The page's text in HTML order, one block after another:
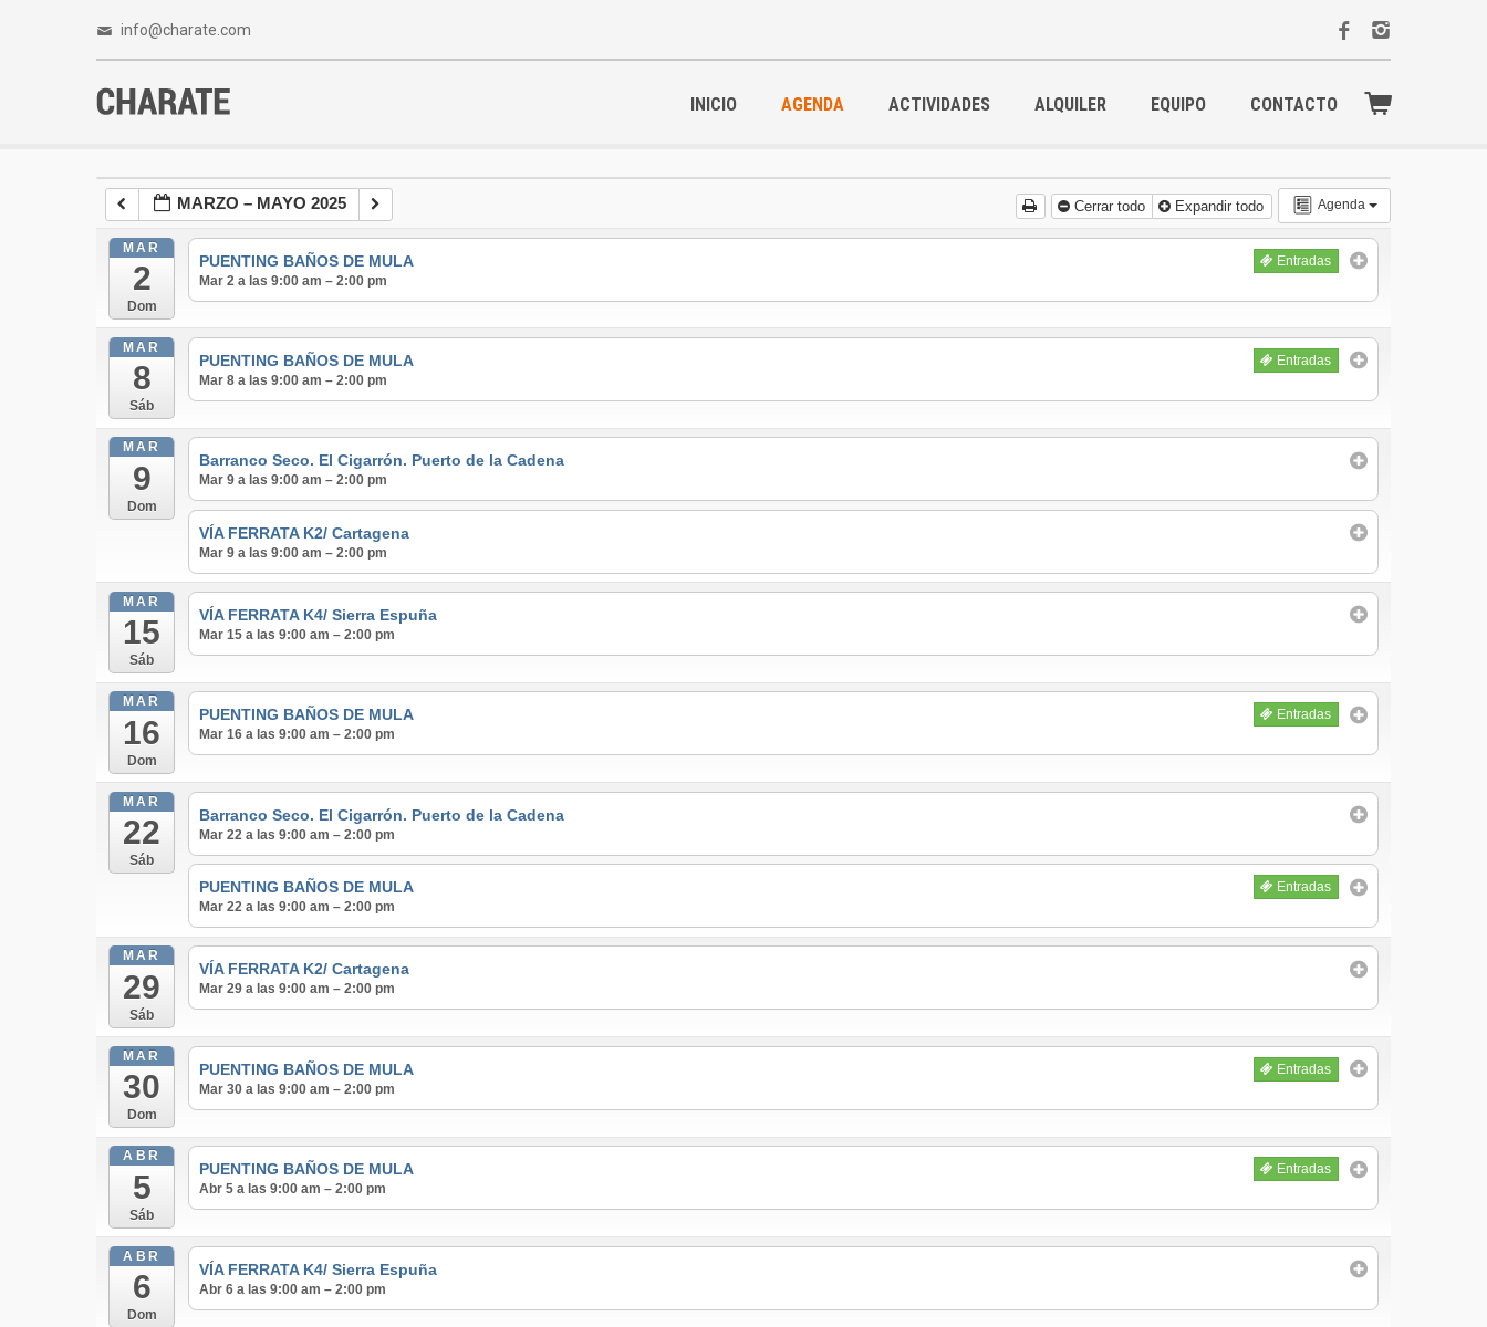
info@charate.com
INICIO AGENDA ACTIVIDADES ALQUILER EQUIPO CONTACTO
Agenda
MARZO – MAYO 2025 Cerrar todo Expandir todo
MAR
2
Dom
PUENTING BAÑOS DE MULA
Entradas
Mar 2 a las 9:00 am – 2:00 pm
MAR
8
Sáb
PUENTING BAÑOS DE MULA
Entradas
Mar 8 a las 9:00 am – 2:00 pm
MAR
9
Dom
Barranco Seco. El Cigarrón. Puerto de la Cadena
Mar 9 a las 9:00 am – 2:00 pm
VÍA FERRATA K2/ Cartagena
Mar 9 a las 9:00 am – 2:00 pm
MAR
15
Sáb
VÍA FERRATA K4/ Sierra Espuña
Mar 15 a las 9:00 am – 2:00 pm
MAR
16
Dom
PUENTING BAÑOS DE MULA
Entradas
Mar 16 a las 9:00 am – 2:00 pm
MAR
22
Sáb
Barranco Seco. El Cigarrón. Puerto de la Cadena
Mar 22 a las 9:00 am – 2:00 pm
PUENTING BAÑOS DE MULA
Entradas
Mar 22 a las 9:00 am – 2:00 pm
MAR
29
Sáb
VÍA FERRATA K2/ Cartagena
Mar 29 a las 9:00 am – 2:00 pm
MAR
30
Dom
PUENTING BAÑOS DE MULA
Entradas
Mar 30 a las 9:00 am – 2:00 pm
ABR
5
Sáb
PUENTING BAÑOS DE MULA
Entradas
Abr 5 a las 9:00 am – 2:00 pm
ABR
6
Dom
VÍA FERRATA K4/ Sierra Espuña
Abr 6 a las 9:00 am – 2:00 pm